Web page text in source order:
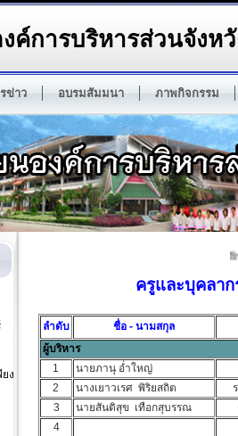
งค์การบริหารส่วนจัง
ข่าว อบรมสัมมนา ภาพกิจกรรม
ง
ยิ
ครูและบุคลา
ลำดับ
ชื่อ - นามสกุล
ผู้บริหาร
1
นายภานุ อ่ำใหญ่
2
นางเยาวเรศ พิริยสถิต
3
นายสันติสุข เทือกสุบรรณ
4